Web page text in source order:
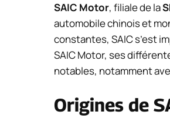
SAIC Motor, filiale de la
automobile chinois et
constantes, SAIC s’est
SAIC Motor, ses
notables, notamment
Origines de